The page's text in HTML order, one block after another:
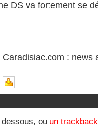
DS va fortement se
: news
ou un trackback